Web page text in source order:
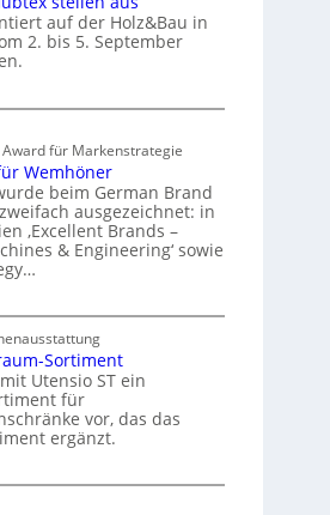
auf der Holz&Bau in
2. bis 5. September
für Markenstrategie
Wemhöner
beim German Brand
ausgezeichnet: in
‚Excellent Brands –
& Engineering‘ sowie
Sortiment
Utensio ST ein
für
vor, das das
ergänzt.